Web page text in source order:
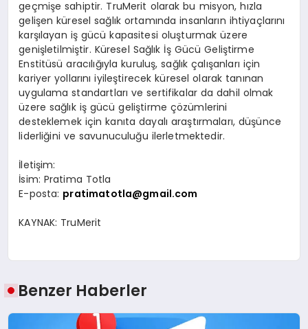
geçmişe sahiptir. TruMerit olarak bu misyon, hızla
gelişen küresel sağlık ortamında insanların ihtiyaçlarını
karşılayan iş gücükapasitesi oluşturmaküzere
genişletilmiştir. Küresel Sağlık İş GücüGeliştirme
Enstitüsüaracılığıyla kuruluş, sağlıkçalışanları için
kariyer yollarınıiyileştirecek küresel olarak tanınan
uygulama standartlarıve sertifikalar da dahil olmak
üzere sağlık iş gücügeliştirme çözümlerini
desteklemek için kanıta dayalı araştırmaları, düşünce
liderliğini ve savunuculuğu ilerletmektedir.
İletişim:
İsim: Pratima Totla
E-posta: pratimatotla@gmail.com
KAYNAK: TruMerit
Benzer Haberler